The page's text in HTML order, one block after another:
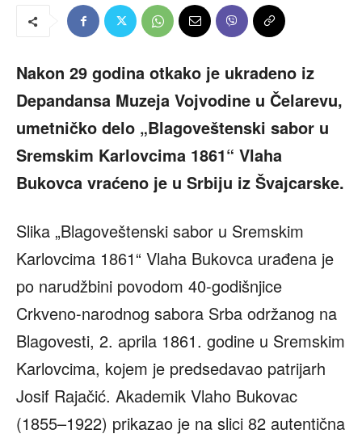
Nakon 29 godina otkako je ukradeno iz
Depandansa Muzeja Vojvodine u Čelarevu,
umetničko delo „Blagoveštenski sabor u
Sremskim Karlovcima 1861“ Vlaha
Bukovca vraćeno je u Srbiju iz Švajcarske.
Slika „Blagoveštenski sabor u Sremskim
Karlovcima 1861“ Vlaha Bukovca urađena je
po narudžbini povodom 40-godišnjice
Crkveno-narodnog sabora Srba održanog na
Blagovesti, 2. aprila 1861. godine u Sremskim
Karlovcima, kojem je predsedavao patrijarh
Josif Rajačić. Akademik Vlaho Bukovac
(1855–1922) prikazao je na slici 82 autentična